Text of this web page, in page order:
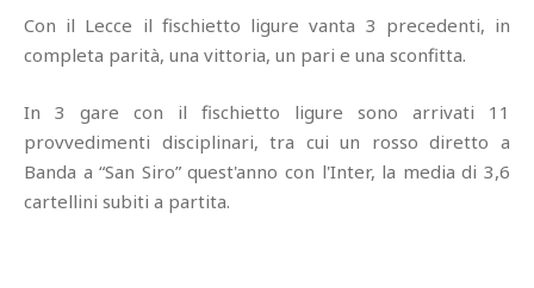
Con il Lecce il fischietto ligure vanta 3 precedenti, in
completa parità, una vittoria, un pari e una sconfitta.
In 3 gare con il fischietto ligure sono arrivati 11
provvedimenti disciplinari, tra cui un rosso diretto a
Banda a “San Siro” quest'anno con l'Inter, la media di 3,6
cartellini subiti a partita.